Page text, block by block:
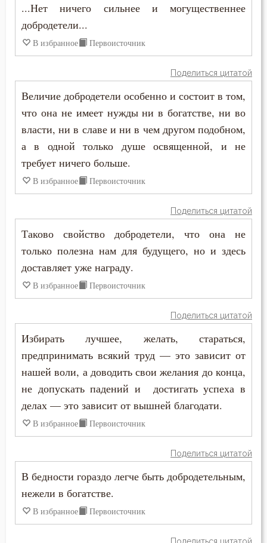
...Нет ничего сильнее и могущественнее
добродетели...
В избранное Первоисточник
Поделиться цитатой
Величие добродетели особенно и состоит в том,
что она не имеет нужды ни в богатстве, ни во
власти, ни в славе и ни в чем другом подобном,
а в одной только душе освященной, и не
требует ничего больше.
В избранное Первоисточник
Поделиться цитатой
Таково свойство добродетели, что она не
только полезна нам для будущего, но и здесь
доставляет уже награду.
В избранное Первоисточник
Поделиться цитатой
Избирать лучшее, желать, стараться,
предпринимать всякий труд — это зависит от
нашей воли, а доводить свои желания до конца,
не допускать падений и достигать успеха в
делах — это зависит от вышней благодати.
В избранное Первоисточник
Поделиться цитатой
В бедности гораздо легче быть добродетельным,
нежели в богатстве.
В избранное Первоисточник